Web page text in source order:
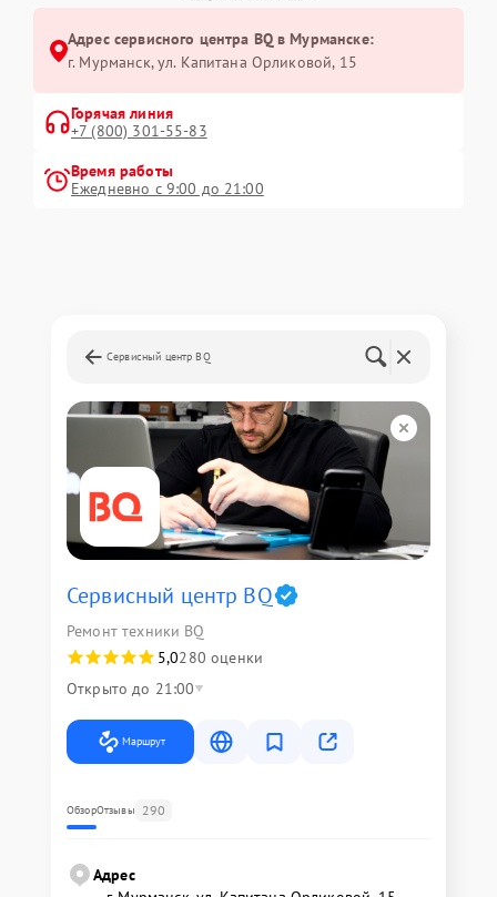
Адрес сервисного центра BQ в Мурманске:
г. Мурманск, ул. Капитана Орликовой, 15
Горячая линия
+7 (800) 301-55-83
Время работы
Ежедневно с 9:00 до 21:00
Сервисный центр BQ
Сервисный центр BQ
Ремонт техники BQ
5,0280 оценки
Открыто до 21:00
Маршрут
ОбзорОтзывы 290
Адрес